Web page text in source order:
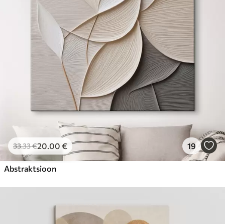
Hind Alates .00
33.33€20.00 € 19
Abstraktsioon